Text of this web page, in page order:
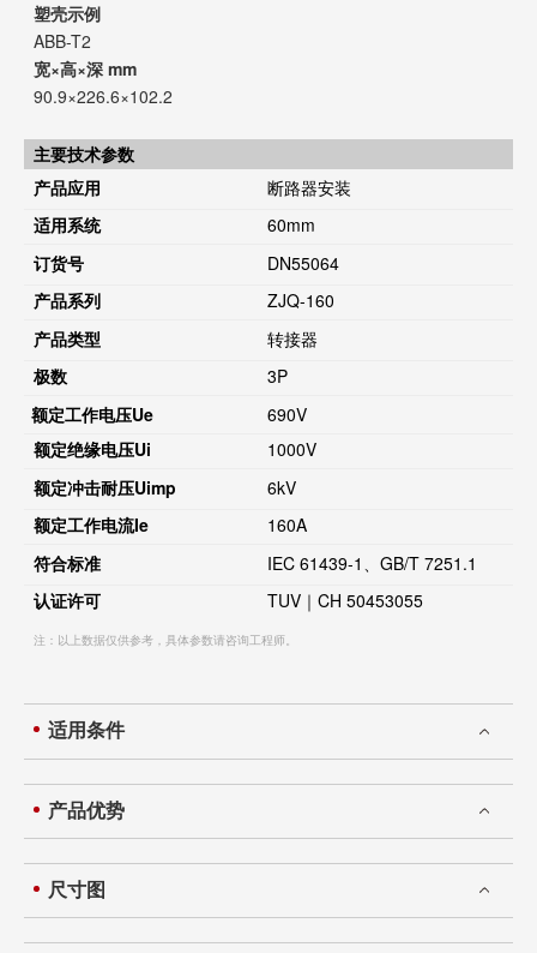
塑壳示例
ABB-T2
宽×高×深 mm
90.9×226.6×102.2
主要技术参数
产品应用
断路器安装
适用系统
60mm
订货号
DN55064
产品系列
ZJQ-160
产品类型
转接器
极数
3P
额定工作电压Ue
690V
额定绝缘电压Ui
1000V
额定冲击耐压Uimp
6kV
额定工作电流Ie
160A
符合标准
IEC 61439-1、GB/T 7251.1
认证许可
TUV｜CH 50453055
注：以上数据仅供参考，具体参数请咨询工程师。
适用条件
产品优势
尺寸图